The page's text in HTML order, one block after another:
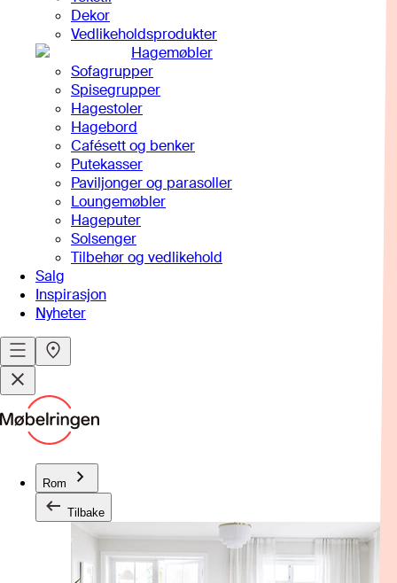
Dekor
Vedlikeholdsprodukter
Hagemøbler
Sofagrupper
Spisegrupper
Hagestoler
Hagebord
Cafésett og benker
Putekasser
Paviljonger og parasoller
Loungemøbler
Hageputer
Solsenger
Tilbehør og vedlikehold
Salg
Inspirasjon
Nyheter
Rom
Tilbake